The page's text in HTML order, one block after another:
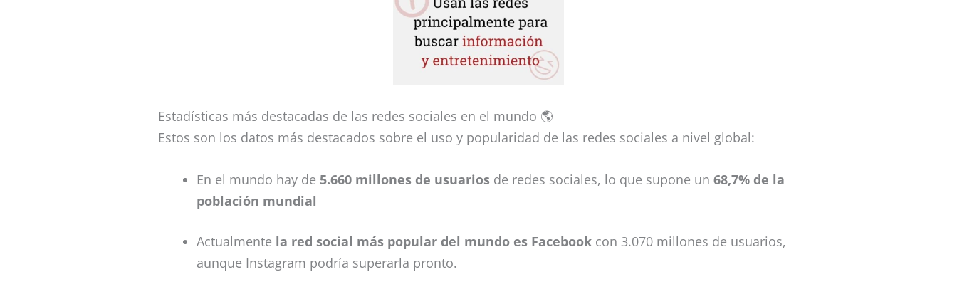
Estadísticas más destacadas de las redes sociales en el mundo 🌎
Estos son los datos más destacados sobre el uso y popularidad de las redes sociales a nivel global:
En el mundo hay de 5.660 millones de usuarios de redes sociales, lo que supone un 68,7% de la
población mundial
Actualmente la red social más popular del mundo es Facebook con 3.070 millones de usuarios,
aunque Instagram podría superarla pronto.